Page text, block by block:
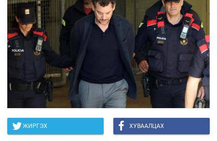
ЖИРГЭХ ХУВААЛЦАХ